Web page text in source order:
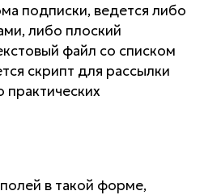
подписки, ведется либо
либо плоский
файл со списком
скрипт для рассылки
практических
в такой форме,